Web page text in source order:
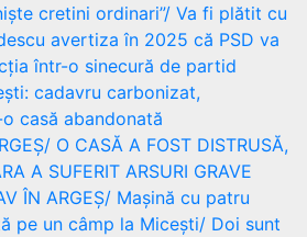
cretini ordinari”/ Va fi plătit cu
avertiza în 2025 că PSD va
într-o sinecură de partid
cadavru carbonizat,
casă abandonată
O CASĂ A FOST DISTRUSĂ,
A SUFERIT ARSURI GRAVE
ÎN ARGEȘ/ Mașină cu patru
pe un câmp la Micești/ Doi sunt